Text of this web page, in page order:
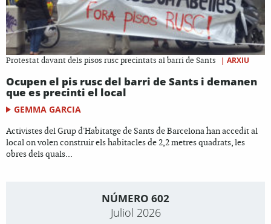
Protestat davant dels pisos rusc precintats al barri de Sants | ARXIU
Ocupen el pis rusc del barri de Sants i demanen
que es precinti el local
GEMMA GARCIA
Activistes del Grup d'Habitatge de Sants de Barcelona han accedit al
local on volen construir els habitacles de 2,2 metres quadrats, les
obres dels quals...
NÚMERO 602
Juliol 2026